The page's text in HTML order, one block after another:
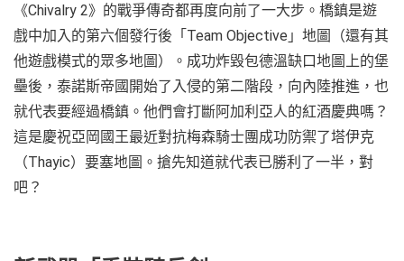
《Chivalry 2》的戰爭傳奇都再度向前了一大步。橋鎮是遊
戲中加入的第六個發行後「Team Objective」地圖（還有其
他遊戲模式的眾多地圖）。成功炸毀包德溫缺口地圖上的堡
壘後，泰諾斯帝國開始了入侵的第二階段，向內陸推進，也
就代表要經過橋鎮。他們會打斷阿加利亞人的紅酒慶典嗎？
這是慶祝亞岡國王最近對抗梅森騎士團成功防禦了塔伊克
（Thayic）要塞地圖。搶先知道就代表已勝利了一半，對
吧？